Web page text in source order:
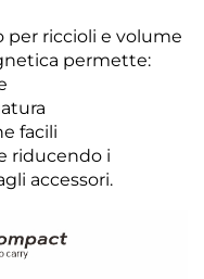
per riccioli e volume
permette:
facili
riducendo i
accessori.